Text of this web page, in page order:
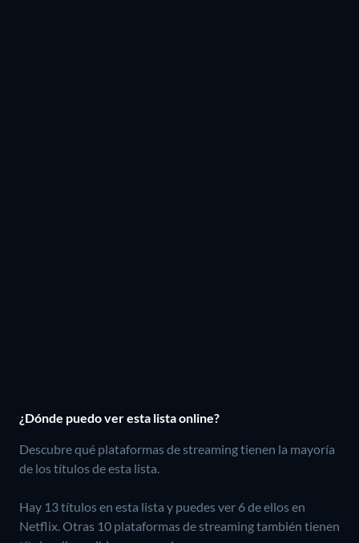
¿Dónde puedo ver esta lista online?
Descubre qué plataformas de streaming tienen la mayoría
de los títulos de esta lista.
Hay 13 títulos en esta lista y puedes ver 6 de ellos en
Netflix.Otras 10 plataformas de streaming también tienen